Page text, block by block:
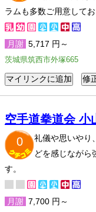
ラムも多数ご用意して
月謝 5,717 円～
茨城県筑西市外塚665
空手道拳道会 小
0
礼儀や思いやり
どを感じながら
す。
月謝 7,700 円～